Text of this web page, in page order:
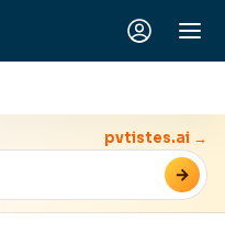
→
pvtistes.ai →